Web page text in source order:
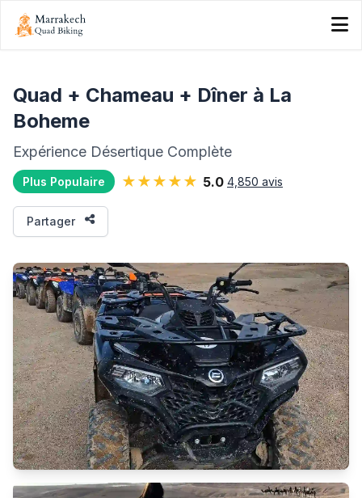
Quad + Chameau + Dîner à La
Boheme
Expérience Désertique Complète
Plus Populaire ★★★★★ 5.0 4,850 avis
Partager